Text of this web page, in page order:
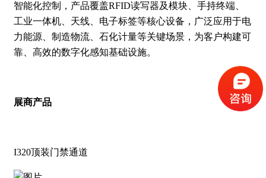
智能化控制，产品覆盖RFID读写器及模块、手持终端、
工业一体机、天线、电子标签等核心设备，广泛应用于电
力能源、制造物流、石化计量等关键场景，为客户构建可
靠、高效的数字化感知基础设施。
展商产品
I320顶装门禁通道